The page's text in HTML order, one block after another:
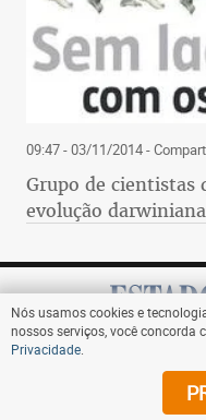
09:47 - 03/11/2014-
Grupo de cientistas
evolução darwiniana
Nós usamos cookies e
nossos serviços, você concorda
Privacidade